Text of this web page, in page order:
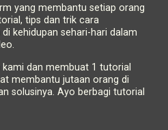
yang membantu setiap orang
tips dan trik cara
kehidupan sehari-hari dalam
dan membuat 1 tutorial
membantu jutaan orang di
solusinya. Ayo berbagi tutorial